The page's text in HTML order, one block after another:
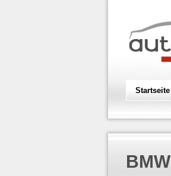
Startseite
BMW